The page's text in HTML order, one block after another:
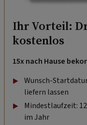
Ihr Vorteil:
kostenlos
15x nach Hause
Wunsch-
liefern lassen
Mindestlaufzeit:
im Jahr